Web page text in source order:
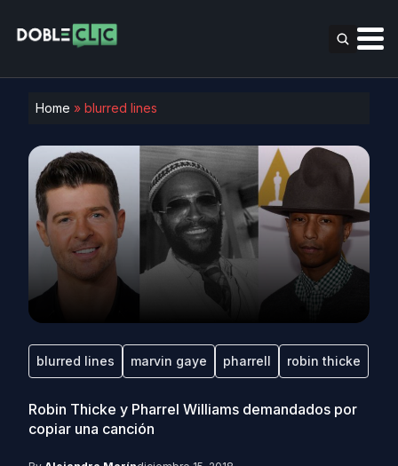
Home » blurred lines
blurred lines marvin gaye pharrell robin thicke
Robin Thicke y Pharrel Williams demandados por
copiar una canción